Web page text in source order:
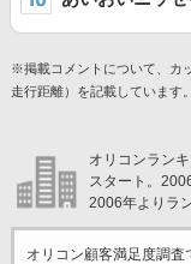
※掲載コメントについて、カ
走行距離）を記載しています。
オリコンラン
スタート。
2006年よりラ
オリコン顧客満足度調